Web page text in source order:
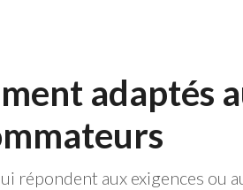
adaptés
répondent aux exigences ou